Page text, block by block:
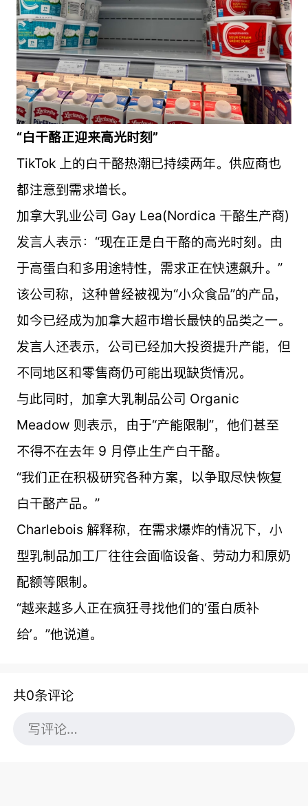
“白干酪正迎来高光时刻”
TikTok 上的白干酪热潮已持续两年。供应商也
都注意到需求增长。
加拿大乳业公司 Gay Lea(Nordica 干酪生产商)
发言人表示：“现在正是白干酪的高光时刻。由
于高蛋白和多用途特性，需求正在快速飙升。”
该公司称，这种曾经被视为“小众食品”的产品，
如今已经成为加拿大超市增长最快的品类之一。
发言人还表示，公司已经加大投资提升产能，但
不同地区和零售商仍可能出现缺货情况。
与此同时，加拿大乳制品公司 Organic
Meadow 则表示，由于“产能限制”，他们甚至
不得不在去年 9 月停止生产白干酪。
“我们正在积极研究各种方案，以争取尽快恢复
白干酪产品。”
Charlebois 解释称，在需求爆炸的情况下，小
型乳制品加工厂往往会面临设备、劳动力和原奶
配额等限制。
“越来越多人正在疯狂寻找他们的‘蛋白质补
给’。”他说道。
共0条评论